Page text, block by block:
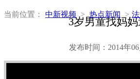
当前位置： 中新视频 > 热点新闻 >
3岁男童找妈
发布时间：2014年